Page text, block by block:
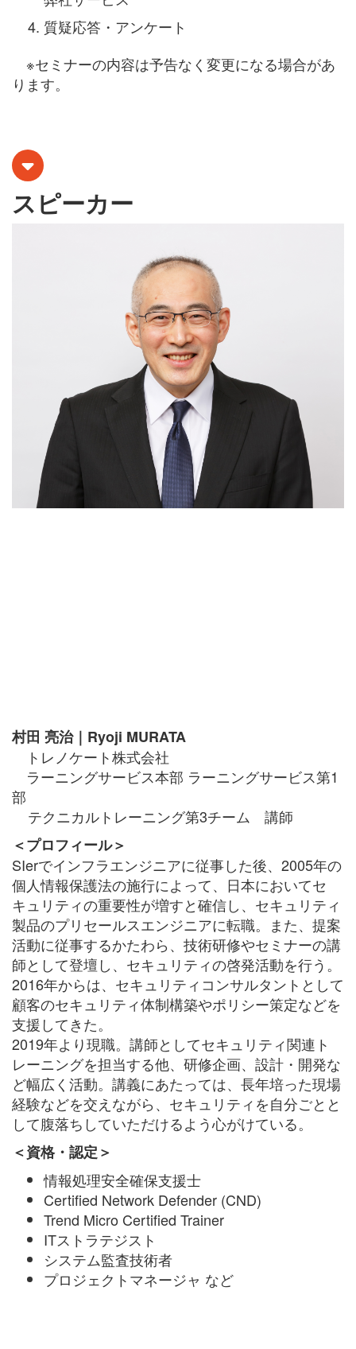
質疑応答・アンケート
※セミナーの内容は予告なく変更になる場合があ
ります。
スピーカー
村田 亮治｜Ryoji MURATA
トレノケート株式会社
ラーニングサービス本部 ラーニングサービス第1
部
テクニカルトレーニング第3チーム 講師
＜プロフィール＞
SIerでインフラエンジニアに従事した後、2005年の
個人情報保護法の施行によって、日本においてセ
キュリティの重要性が増すと確信し、セキュリティ
製品のプリセールスエンジニアに転職。また、提案
活動に従事するかたわら、技術研修やセミナーの講
師として登壇し、セキュリティの啓発活動を行う。
2016年からは、セキュリティコンサルタントとして
顧客のセキュリティ体制構築やポリシー策定などを
支援してきた。
2019年より現職。講師としてセキュリティ関連ト
レーニングを担当する他、研修企画、設計・開発な
ど幅広く活動。講義にあたっては、長年培った現場
経験などを交えながら、セキュリティを自分ごとと
して腹落ちしていただけるよう心がけている。
＜資格・認定＞
情報処理安全確保支援士
Certified Network Defender (CND)
Trend Micro Certified Trainer
ITストラテジスト
システム監査技術者
プロジェクトマネージャ など